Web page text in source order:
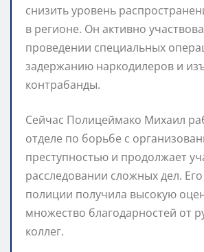
снизить уровень
в регионе. Он активно
проведении специальных
задержанию наркодилеров и
контрабанды.
Сейчас Полицеймако Михаил
отделе по борьбе с
преступностью и продолжает
расследовании сложных дел.
полиции получила высокую
множество благодарностей от
коллег.